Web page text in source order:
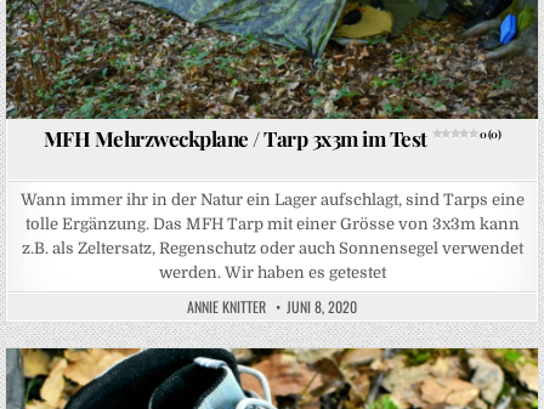
MFH Mehrzweckplane / Tarp 3x3m im Test 0 (0)
Wann immer ihr in der Natur ein Lager aufschlagt, sind Tarps eine
tolle Ergänzung. Das MFH Tarp mit einer Grösse von 3x3m kann
z.B. als Zeltersatz, Regenschutz oder auch Sonnensegel verwendet
werden. Wir haben es getestet
ANNIE KNITTER JUNI 8, 2020